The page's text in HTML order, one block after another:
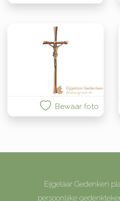
Bewaar foto
Eijgelaar Gedenken
persoonlijke